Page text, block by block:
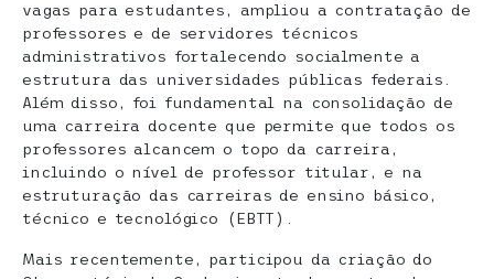
vagas para estudantes, ampliou a contratação de
professores e de servidores técnicos
administrativos fortalecendo socialmente a
estrutura das universidades públicas federais.
Além disso, foi fundamental na consolidação de
uma carreira docente que permite que todos os
professores alcancem o topo da carreira,
incluindo o nível de professor titular, e na
estruturação das carreiras de ensino básico,
técnico e tecnológico (EBTT).
Mais recentemente, participou da criação do